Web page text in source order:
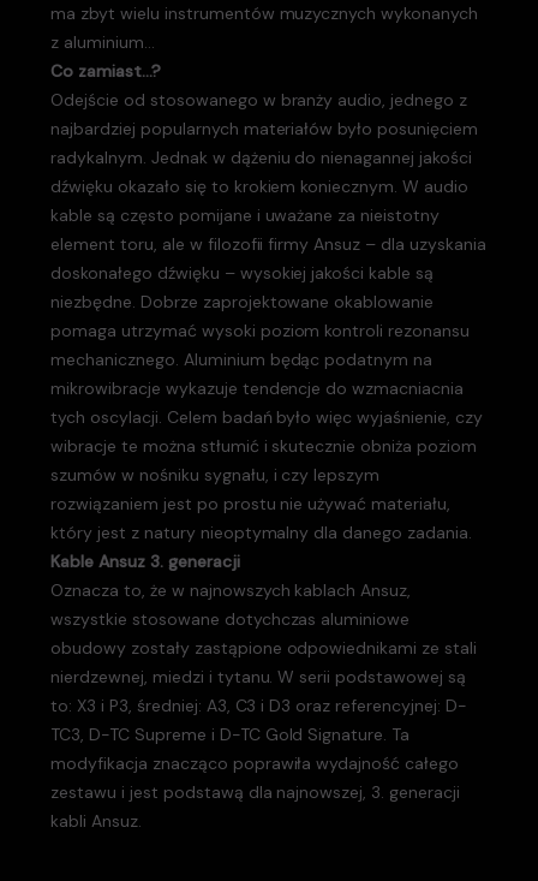
ma zbyt wielu instrumentów muzycznych wykonanych
z aluminium…
Co zamiast…?
Odejście od stosowanego w branży audio, jednego z
najbardziej popularnych materiałów było posunięciem
radykalnym. Jednak w dążeniu do nienagannej jakości
dźwięku okazało się to krokiem koniecznym. W audio
kable są często pomijane i uważane za nieistotny
element toru, ale w filozofii firmy Ansuz – dla uzyskania
doskonałego dźwięku – wysokiej jakości kable są
niezbędne. Dobrze zaprojektowane okablowanie
pomaga utrzymać wysoki poziom kontroli rezonansu
mechanicznego. Aluminium będąc podatnym na
mikrowibracje wykazuje tendencje do wzmacniacnia
tych oscylacji. Celem badań było więc wyjaśnienie, czy
wibracje te można stłumić i skutecznie obniża poziom
szumów w nośniku sygnału, i czy lepszym
rozwiązaniem jest po prostu nie używać materiału,
który jest z natury nieoptymalny dla danego zadania.
Kable Ansuz 3. generacji
Oznacza to, że w najnowszych kablach Ansuz,
wszystkie stosowane dotychczas aluminiowe
obudowy zostały zastąpione odpowiednikami ze stali
nierdzewnej, miedzi i tytanu. W serii podstawowej są
to: X3 i P3, średniej: A3, C3 i D3 oraz referencyjnej: D-
TC3, D-TC Supreme i D-TC Gold Signature. Ta
modyfikacja znacząco poprawiła wydajność całego
zestawu i jest podstawą dla najnowszej, 3. generacji
kabli Ansuz.